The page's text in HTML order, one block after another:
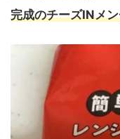
完成のチーズINメ